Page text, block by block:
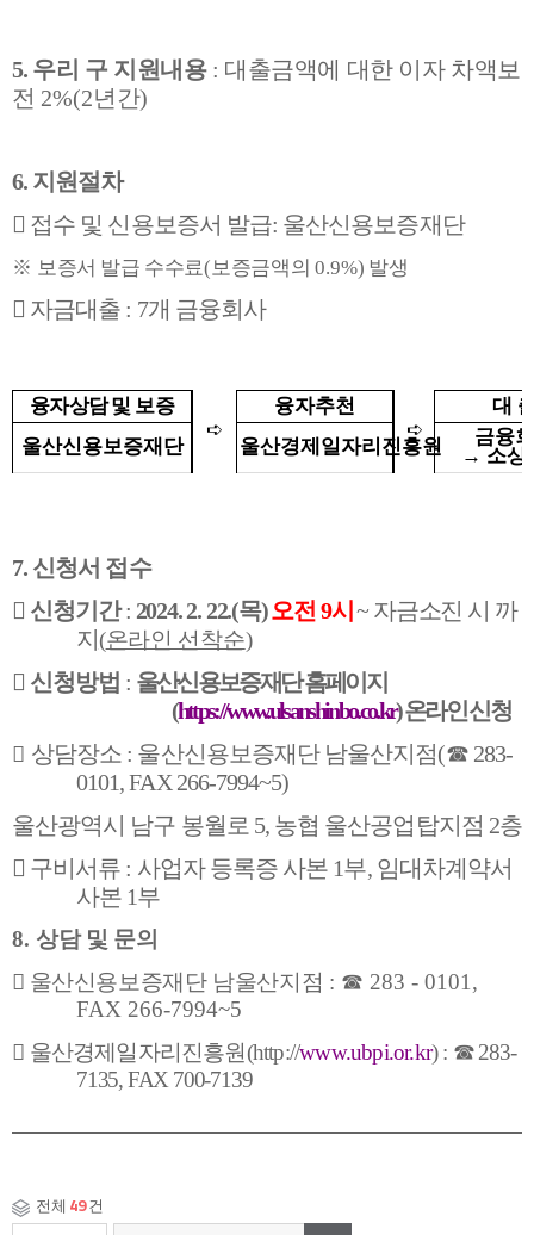
5. 우리 구 지원내용 : 대출금액에 대한 이자 차액보
전 2%(2년간)
6. 지원절차
 접수 및 신용보증서 발급: 울산신용보증재단
※ 보증서 발급 수수료(보증금액의 0.9%) 발생
 자금대출 : 7개 금융회사
융자상담및 보증
➪
융자추천
➪
대
울산신용보증재단
울산경제일자리진흥원
금융
→ 소상
7. 신청서 접수
 신청기간: 2024. 2. 22.(목)오전 9시 ~ 자금소진 시 까
지 (온라인 선착순)
 신청방법 : 울산신용보증재단 홈페이지
(https://www.ulsanshinbo.co.kr)온라인 신청
 상담장소 : 울산신용보증재단 남울산지점(☎ 283-
0101, FAX 266-7994~5)
울산광역시 남구 봉월로 5, 농협 울산공업탑지점 2층
 구비서류 : 사업자 등록증 사본 1부, 임대차계약서
사본 1부
8. 상담 및 문의
 울산신용보증재단 남울산지점 : ☎ 283 - 0101,
FAX 266-7994~5
 울산경제일자리진흥원(http://www.ubpi.or.kr) : ☎283-
7135, FAX 700-7139
전체 49건